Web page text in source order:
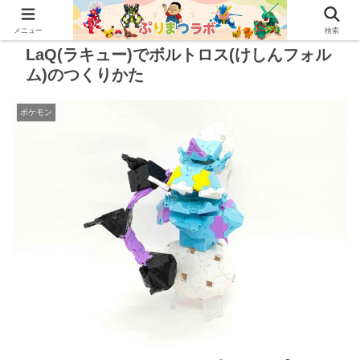
LaQ(ラキュー)でボルトロス(けしんフォル
ム)のつくりかた
ポケモン
メニュー 検索